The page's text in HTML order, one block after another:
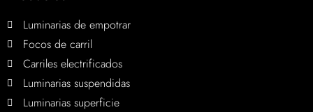
Luminarias de empotrar
Focos de carril
Carriles electrificados
Luminarias suspendidas
Luminarias superficie